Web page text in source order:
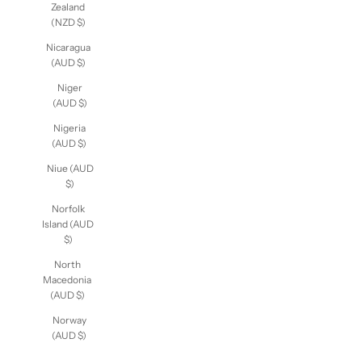
Zealand
(NZD $)
Nicaragua
(AUD $)
Niger
(AUD $)
Nigeria
(AUD $)
Niue (AUD
$)
Norfolk
Island (AUD
$)
North
Macedonia
(AUD $)
Norway
(AUD $)